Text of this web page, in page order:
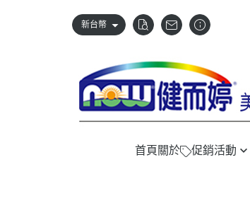
新台幣
首頁 關於 促銷活動